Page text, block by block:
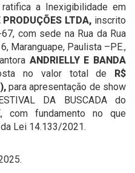
a Inexigibilidade em
PRODUÇÕES LTDA, inscrito
com sede na Rua da Rua
Maranguape, Paulista –PE.,
ANDRIELLY E BANDA
no valor total de R$
para apresentação de show
DA BUSCADA do
com fundamento no que
Lei 14.133/2021.